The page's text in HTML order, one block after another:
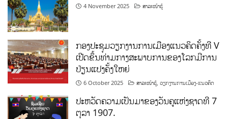
4 November 2025 ສາລະໜ້າຮູ້
ກອງປະຊຸມວຽກງານການເມືອງແນວຄິດຄັ້ງທີ V
ເປີດຂຶ້ນທ່າມກາງສະພາບການຂອງໂລກມີການ
ປ່ຽນແປງຄັ້ງໃຫຍ່
6 October 2025 ສາລະໜ້າຮູ້ ,ວຽກງານການເມືອງ-ແນວຄິດ
ປະຫວັດຄວາມເປັນມາຂອງວັນຄູແຫ່ງຊາດທີ 7
ຕຸລາ 1907.